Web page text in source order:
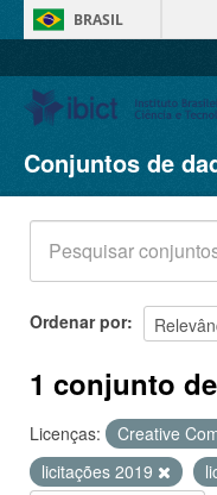
BRASIL
Conjuntos de dados
Organizações
Grupos
Sobre
Conjuntos de
Ordenar por
1 conjunto
Licenças: Creative
licitações 2019